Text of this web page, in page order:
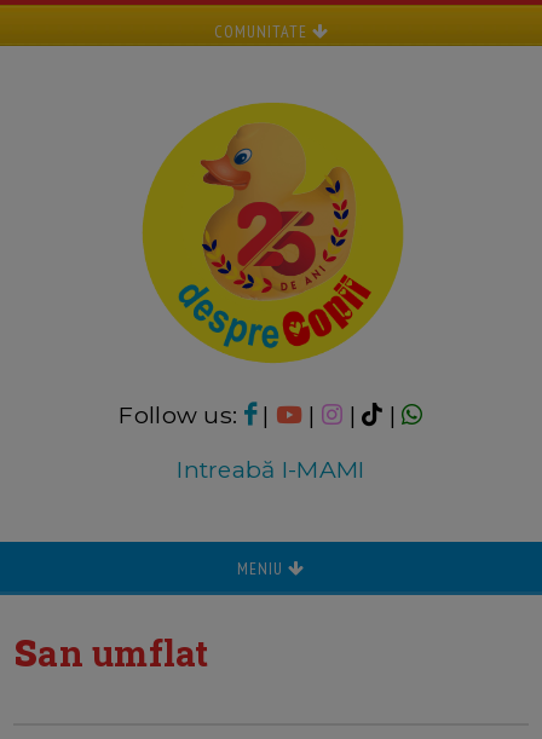
COMUNITATE
Follow us: | | |
|
Intreabă I-MAMI
MENIU
san umflat